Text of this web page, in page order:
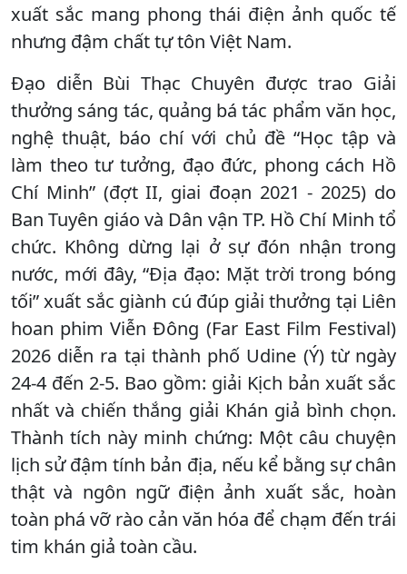
xuất sắc mang phong thái điện ảnh quốc tế
nhưng đậm chất tự tôn Việt Nam.
Đạo diễn Bùi Thạc Chuyên được trao Giải
thưởng sáng tác, quảng bá tác phẩm văn học,
nghệ thuật, báo chí với chủ đề “Học tập và
làm theo tư tưởng, đạo đức, phong cách Hồ
Chí Minh” (đợt II, giai đoạn 2021 - 2025) do
Ban Tuyên giáo và Dân vận TP. Hồ Chí Minh tổ
chức. Không dừng lại ở sự đón nhận trong
nước, mới đây, “Địa đạo: Mặt trời trong bóng
tối” xuất sắc giành cú đúp giải thưởng tại Liên
hoan phim Viễn Đông (Far East Film Festival)
2026 diễn ra tại thành phố Udine (Ý) từ ngày
24-4 đến 2-5. Bao gồm: giải Kịch bản xuất sắc
nhất và chiến thắng giải Khán giả bình chọn.
Thành tích này minh chứng: Một câu chuyện
lịch sử đậm tính bản địa, nếu kể bằng sự chân
thật và ngôn ngữ điện ảnh xuất sắc, hoàn
toàn phá vỡ rào cản văn hóa để chạm đến trái
tim khán giả toàn cầu.